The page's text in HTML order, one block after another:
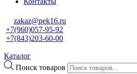
zakaz@pek16.ru
+7(960)057-95-92
+7(843)203-60-00
Каталог
Поиск товаров